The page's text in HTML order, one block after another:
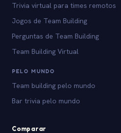
Trivia virtual para times remotos
Jogos de Team Building
Perguntas de Team Building
Team Building Virtual
PELO MUNDO
Team building pelo mundo
Bar trivia pelo mundo
Comparar